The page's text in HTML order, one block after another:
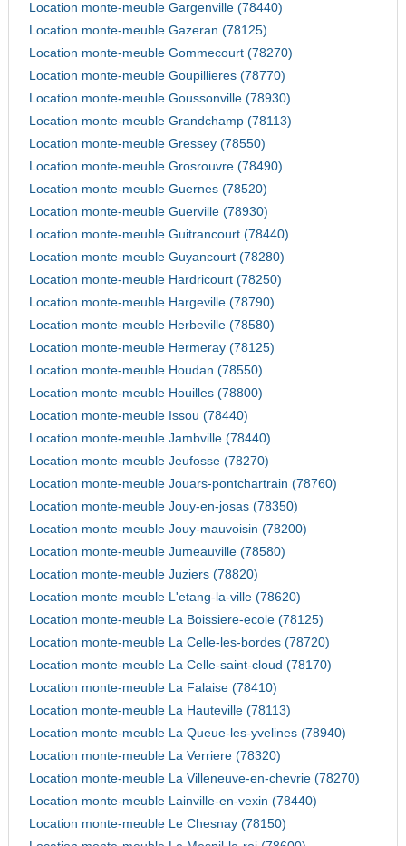
Location monte-meuble Gargenville (78440)
Location monte-meuble Gazeran (78125)
Location monte-meuble Gommecourt (78270)
Location monte-meuble Goupillieres (78770)
Location monte-meuble Goussonville (78930)
Location monte-meuble Grandchamp (78113)
Location monte-meuble Gressey (78550)
Location monte-meuble Grosrouvre (78490)
Location monte-meuble Guernes (78520)
Location monte-meuble Guerville (78930)
Location monte-meuble Guitrancourt (78440)
Location monte-meuble Guyancourt (78280)
Location monte-meuble Hardricourt (78250)
Location monte-meuble Hargeville (78790)
Location monte-meuble Herbeville (78580)
Location monte-meuble Hermeray (78125)
Location monte-meuble Houdan (78550)
Location monte-meuble Houilles (78800)
Location monte-meuble Issou (78440)
Location monte-meuble Jambville (78440)
Location monte-meuble Jeufosse (78270)
Location monte-meuble Jouars-pontchartrain (78760)
Location monte-meuble Jouy-en-josas (78350)
Location monte-meuble Jouy-mauvoisin (78200)
Location monte-meuble Jumeauville (78580)
Location monte-meuble Juziers (78820)
Location monte-meuble L'etang-la-ville (78620)
Location monte-meuble La Boissiere-ecole (78125)
Location monte-meuble La Celle-les-bordes (78720)
Location monte-meuble La Celle-saint-cloud (78170)
Location monte-meuble La Falaise (78410)
Location monte-meuble La Hauteville (78113)
Location monte-meuble La Queue-les-yvelines (78940)
Location monte-meuble La Verriere (78320)
Location monte-meuble La Villeneuve-en-chevrie (78270)
Location monte-meuble Lainville-en-vexin (78440)
Location monte-meuble Le Chesnay (78150)